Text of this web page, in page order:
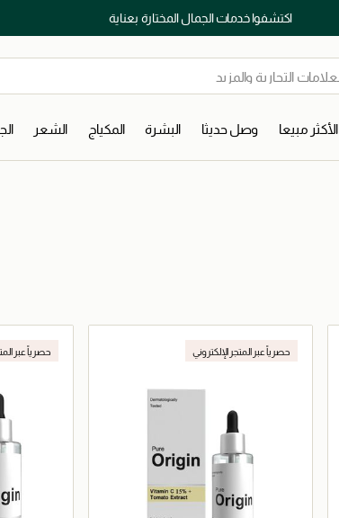
اكتشفوا خدمات الجمال المختارة بعناية
الأكثر مبيعا وصل حديثا البشرة المكياج الشعر
حصرياً عبر المتجر الإلكتروني حصرياً عبر